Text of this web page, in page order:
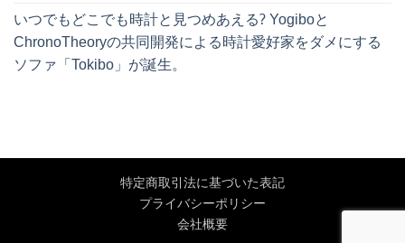
いつでもどこでも時計と見つめあえる? Yogiboと
ChronoTheoryの共同開発による時計愛好家をダメにする
ソファ「Tokibo」が誕生。
特定商取引法に基づいた表記
プライバシーポリシー
会社概要